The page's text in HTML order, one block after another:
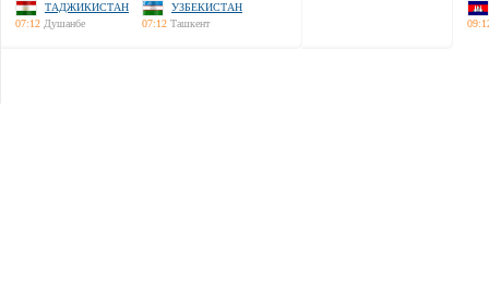
ТАДЖИКИСТАН
07:12 Душанбе
УЗБЕКИСТАН
07:12 Ташкент